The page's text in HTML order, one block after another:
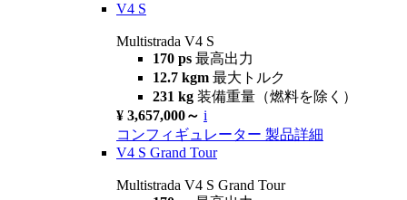
V4 S
Multistrada V4 S
170 ps 最高出力
12.7 kgm 最大トルク
231 kg 装備重量（燃料を除く）
¥ 3,657,000～ i
コンフィギュレーター 製品詳細
V4 S Grand Tour
Multistrada V4 S Grand Tour